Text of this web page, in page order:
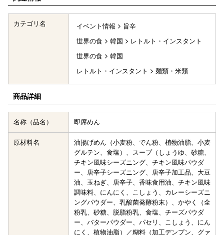
カテゴリ名 イベント情報
旨辛
世界の食
韓国
レトルト・インスタント
世界の食
韓国
レトルト・インスタント
麺類・米類
商品詳細
名称（品名） 即席めん
原材料名
油揚げめん（小麦粉、でん粉、植物油脂、小麦
グルテン、食塩）、スープ（しょうゆ、砂糖、
チキン風味シーズニング、チキン風味パウダ
ー、唐辛子シーズニング、唐辛子加工品、大豆
油、玉ねぎ、唐辛子、香味食用油、チキン風味
調味料、にんにく、こしょう、カレーシーズニ
ングパウダー、乳酸菌発酵粉末）、かやく（全
粉乳、砂糖、脱脂粉乳、食塩、チーズパウダ
ー、バターパウダー、パセリ、こしょう、にん
にく、植物油脂）／糊料（加工デンプン、グァ